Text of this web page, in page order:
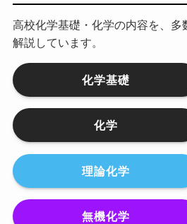
高校化学基礎・化学の内容を、多
解説しています。
化学基礎
化学
理論化学
無機化学